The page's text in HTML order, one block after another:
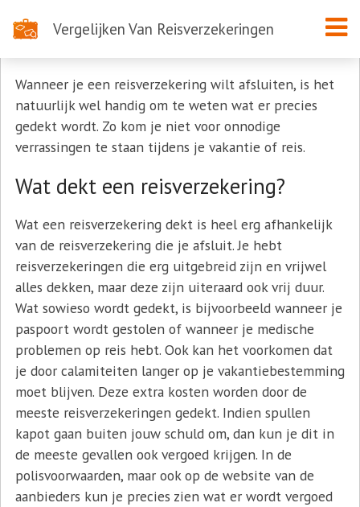
Vergelijken Van Reisverzekeringen
Wat dekt een reisverzekering?
Wanneer je een reisverzekering wilt afsluiten, is het
natuurlijk wel handig om te weten wat er precies
gedekt wordt. Zo kom je niet voor onnodige
verrassingen te staan tijdens je vakantie of reis.
Wat dekt een reisverzekering?
Wat een reisverzekering dekt is heel erg afhankelijk
van de reisverzekering die je afsluit. Je hebt
reisverzekeringen die erg uitgebreid zijn en vrijwel
alles dekken, maar deze zijn uiteraard ook vrij duur.
Wat sowieso wordt gedekt, is bijvoorbeeld wanneer je
paspoort wordt gestolen of wanneer je medische
problemen op reis hebt. Ook kan het voorkomen dat
je door calamiteiten langer op je vakantiebestemming
moet blijven. Deze extra kosten worden door de
meeste reisverzekeringen gedekt. Indien spullen
kapot gaan buiten jouw schuld om, dan kun je dit in
de meeste gevallen ook vergoed krijgen. In de
polisvoorwaarden, maar ook op de website van de
aanbieders kun je precies zien wat er wordt vergoed